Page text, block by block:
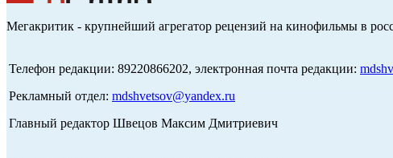
Мегакритик - крупнейший агрегатор рецензий на кинофильмы в
Телефон редакции: 89220866202, электронная почта редакции:
Рекламный отдел: mdshvetsov@yandex.ru
Главный редактор Швецов Максим Дмитриевич